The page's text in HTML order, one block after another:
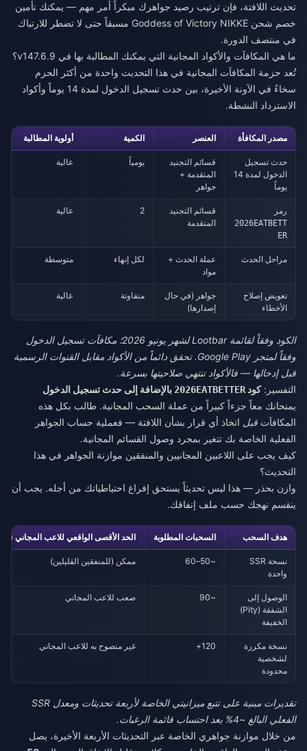
تحديث اللافتة، فإن ترتيب رصيد جواهرك مبكراً أمر مهم — يمكنك تأمين
خصم شحن Goddess of Victory NIKKE
مسبقاً حتى لا تضطر للارتباك
في منتصف الدورة.
ما هي المكافآت والأكواد المجانية التي يمكنك المطالبة بها في v147.6.9؟
تُعد حزمة المكافآت المجانية في هذا التحديث واحدة من أكثر الحزم
سخاءً في الآونة الأخيرة، بين حدث تسجيل الدخول لمدة 14 يوماً وأكواد
الاسترداد النشطة.
مصدر المكافأة العنصر الكمية أولوية المطالبة
حدث تسجيل
الدخول لمدة 14
يوماً
قسائم التجنيد
المتقدمة +
جواهر
يومياً عالية
رمز
2026EATBETT
ER
قسائم التجنيد
المتقدمة
2 عالية
مراحل الحدث
عملة الحدث +
مواد
لكل إنهاء متوسطة
تعويض إصلاح
الأخطاء
جواهر (في حال
إصدارها)
متفاوتة عالية
الكود وفقاً لقائمة Lootbar لشهر يونيو 2026؛ مكافآت تسجيل الدخول
وفقاً لمتجر Google Play. تحقق دائماً من الأكواد مقابل القنوات الرسمية
قبل إدخالها — فالأكواد تنتهي صلاحيتها بسرعة.
التفسير:كود2026EATBETTER بالإضافة إلى حدث تسجيل الدخول
يمنحانك معاً جزءاً كبيراً من عملة السحب المجانية. طالب بكل هذه
المكافآت قبل اتخاذ أي قرار بشأن اللافتة — فعملية حساب الجواهر
الفعلية الخاصة بك تتغير بمجرد وصول القسائم المجانية.
كيف يجب على اللاعبين المجانيين والمنفقين موازنة الجواهر في هذا
التحديث؟
وازن بحذر — هذا ليس تحديثاً يستحق إفراغ احتياطياتك من أجله. يجب أن
ينقسم نهجك حسب ملف إنفاقك.
هدف السحب السحبات المطلوبة الحد الأقصى الواقعي للاعب المجاني (F2P)
نسخة SSR
واحدة
~50–60 ممكن (للمنفقين القليلين)
الوصول إلى
الشفقة (Pity)
الخفيفة
~90 صعب للاعب المجاني
نسخة مكررة
لشخصية
محدودة
120+ غير منصوح به للاعب المجاني
تقديرات مبنية على تتبع ميزانيتي الخاصة لأربعة تحديثات ومعدل SSR
الفعلي البالغ ~4% بعد احتساب قائمة الرغبات.
من خلال موازنة جواهري الخاصة عبر التحديثات الأربعة الأخيرة، يصل